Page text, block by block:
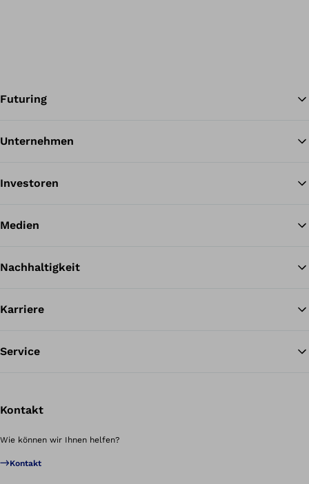
Futuring
Unternehmen
Investoren
Medien
Nachhaltigkeit
Karriere
Service
Kontakt
Wie können wir Ihnen helfen?
Kontakt